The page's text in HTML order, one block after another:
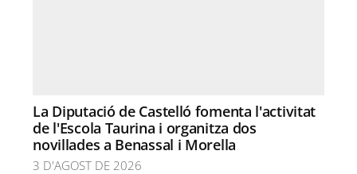
La Diputació de Castelló fomenta l'activitat
de l'Escola Taurina i organitza dos
novillades a Benassal i Morella
3 D'AGOST DE 2026